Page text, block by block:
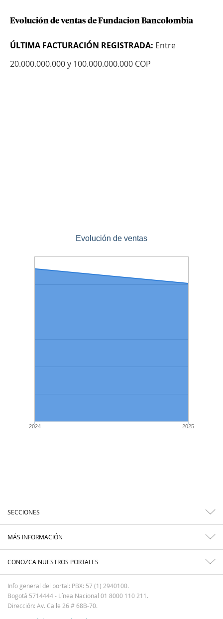
Evolución de ventas de Fundacion Bancolombia
ÚLTIMA FACTURACIÓN REGISTRADA: Entre
20.000.000.000 y 100.000.000.000 COP
Evolución de ventas
2024 2025
SECCIONES
MÁS INFORMACIÓN
CONOZCA NUESTROS PORTALES
Info general del portal: PBX: 57 (1) 2940100.
Bogotá 5714444 - Línea Nacional 01 8000 110 211.
Dirección: Av. Calle 26 # 68B-70.